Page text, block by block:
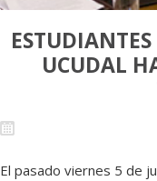
UCUDAL
El pasado viernes 5 de